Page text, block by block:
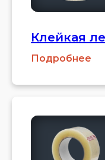
Клейкая
Подробнее